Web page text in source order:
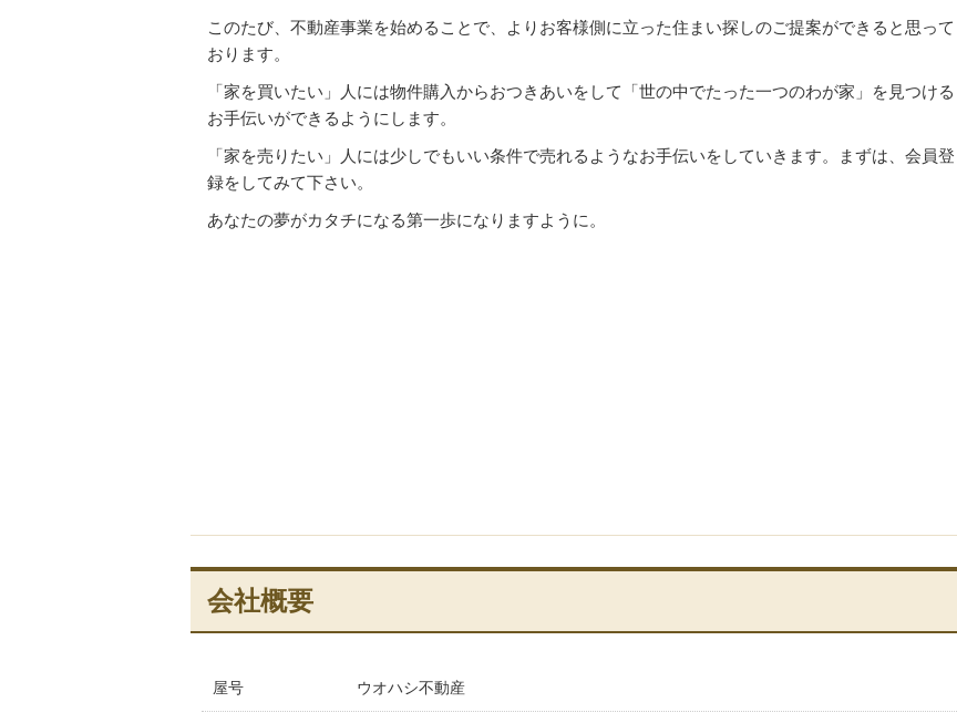
このたび、不動産事業を始めることで、よりお客様側に立った住まい探しのご提案ができると思って
おります。
「家を買いたい」人には物件購入からおつきあいをして「世の中でたった一つのわが家」を見つける
お手伝いができるようにします。
「家を売りたい」人には少しでもいい条件で売れるようなお手伝いをしていきます。まずは、会員登
録をしてみて下さい。
あなたの夢がカタチになる第一歩になりますように。
会社概要
屋号 ウオハシ不動産